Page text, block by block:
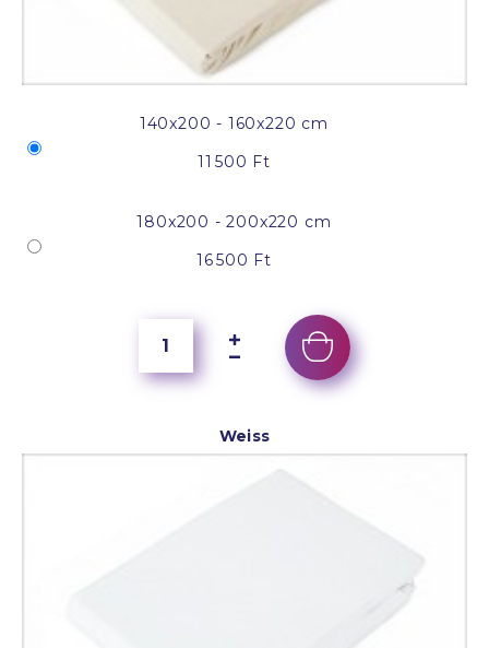
140x200 - 160x220 cm
11 500 Ft
180x200 - 200x220 cm
16 500 Ft
Weiss